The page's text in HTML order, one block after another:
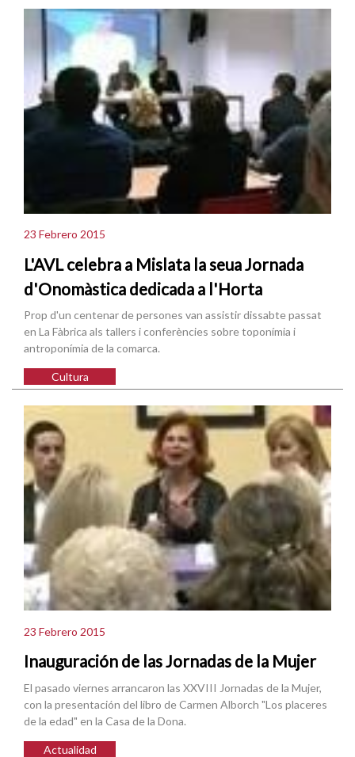
23 Febrero 2015
L'AVL celebra a Mislata la seua Jornada
d'Onomàstica dedicada a l'Horta
Prop d'un centenar de persones van assistir dissabte passat
en La Fàbrica als tallers i conferències sobre toponímia i
antroponímia de la comarca.
Cultura
23 Febrero 2015
Inauguración de las Jornadas de la Mujer
El pasado viernes arrancaron las XXVIII Jornadas de la Mujer,
con la presentación del libro de Carmen Alborch "Los placeres
de la edad" en la Casa de la Dona.
Actualidad